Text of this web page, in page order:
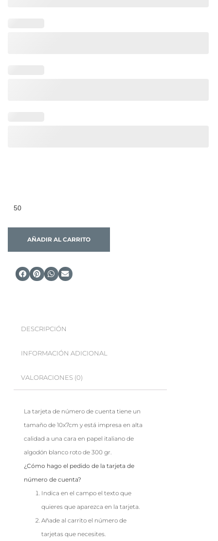
AÑADIR AL CARRITO
DESCRIPCIÓN
INFORMACIÓN ADICIONAL
VALORACIONES (0)
La tarjeta de número de cuenta tiene un
tamaño de 10x7cm y está impresa en alta
calidad a una cara en papel italiano de
algodón blanco roto de 300 gr.
¿Cómo hago el pedido de la tarjeta de
número de cuenta?
Indica en el campo el texto que
quieres que aparezca en la tarjeta.
Añade al carrito el número de
tarjetas que necesites.